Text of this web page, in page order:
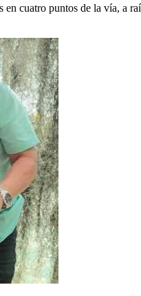
cuatro puntos de la vía, a